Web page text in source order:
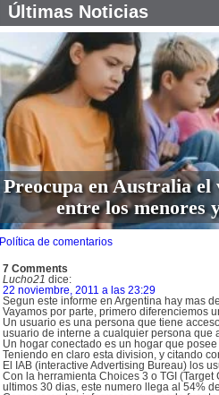
Últimas Noticias
Preocupa en Australia el
entre los menores
Política de comentarios
7 Comments
Lucho21 dice:
22 noviembre, 2011 a las 23:29
Segun este informe en Argentina hay mas
Vayamos por parte, primero diferenciemos
Un usuario es una persona que tiene
usuario de interne a cualquier persona que
Un hogar conectado es un hogar que
Teniendo en claro esta division, y citando
El IAB (interactive Advertising Bureau) los
Con la herramienta Choices 3 o TGI
ultimos 30 dias, este numero llega al 54%